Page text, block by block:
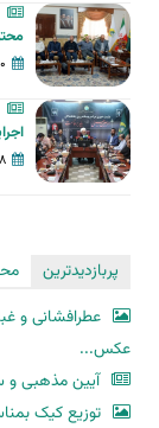
پربازدیدترین
عطرافشانی و
عکس...
آیین مذهبی و
توزیع کیک